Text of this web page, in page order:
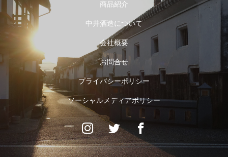
商品紹介
中井酒造について
会社概要
お問合せ
プライバシーポリシー
ソーシャルメディアポリシー